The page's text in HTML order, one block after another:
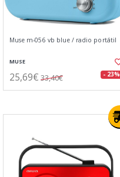
Muse m-056 vb blue / radio portátil
MUSE
25,69€ 33,40€ - 23%